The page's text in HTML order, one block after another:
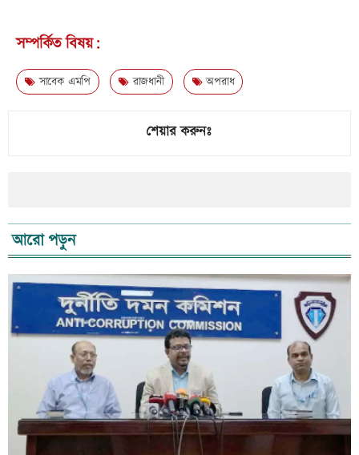
সম্পর্কিত বিষয়:
সাবেক এমপি রাজধানী অপরাধ
শেয়ার করুনঃ
আরো পড়ুন